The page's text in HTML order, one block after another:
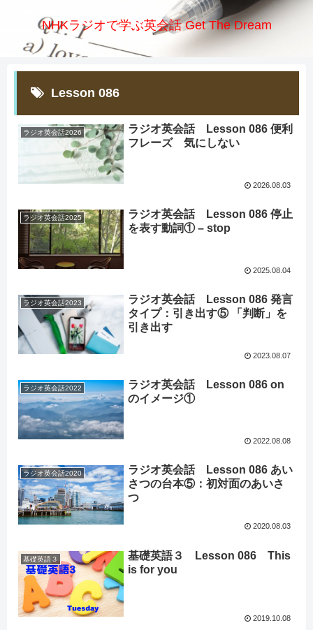
NHKラジオで学ぶ英会話 Get The Dream
Lesson 086
ラジオ英会話2026
ラジオ英会話 Lesson 086 便利
フレーズ 気にしない
2026.08.03
ラジオ英会話2025
ラジオ英会話 Lesson 086 停止
を表す動詞① – stop
2025.08.04
ラジオ英会話2023
ラジオ英会話 Lesson 086 発言
タイプ：引き出す⑤ 「判断」を
引き出す
2023.08.07
ラジオ英会話2022
ラジオ英会話 Lesson 086 on
のイメージ①
2022.08.08
ラジオ英会話2020
ラジオ英会話 Lesson 086 あい
さつの台本⑤：初対面のあいさ
つ
2020.08.03
基礎英語３
基礎英語３ Lesson 086 This
is for you
2019.10.08